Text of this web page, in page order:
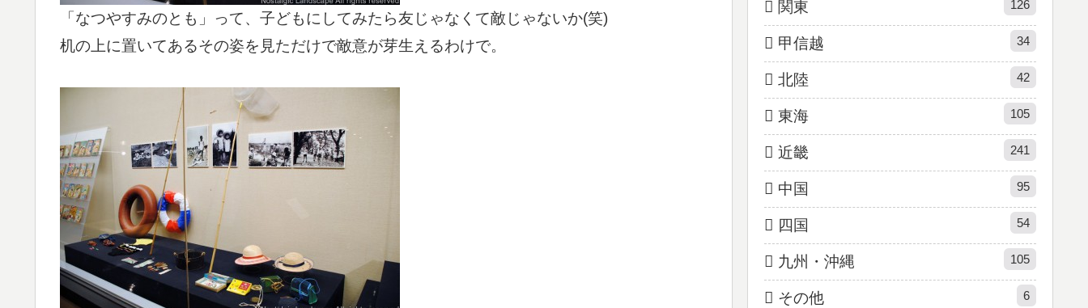
「なつやすみのとも」って、子どもにしてみたら友じゃなくて敵じゃないか(笑)
机の上に置いてあるその姿を見ただけで敵意が芽生えるわけで。
関東 126
甲信越 34
北陸 42
東海 105
近畿 241
中国 95
四国 54
九州・沖縄 105
その他 6